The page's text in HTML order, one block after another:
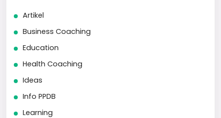
Artikel
Business Coaching
Education
Health Coaching
Ideas
Info PPDB
Learning